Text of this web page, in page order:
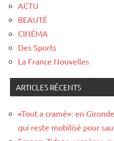
ACTU
BEAUTÉ
CINÉMA
Des Sports
La France Nouvelles
ARTICLES RÉCENTS
«Tout a cramé»: en
qui reste mobilisé pour